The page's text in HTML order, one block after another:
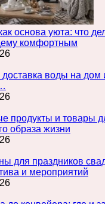
основа уюта: что
комфортным
воды на дом
продукты и товары
образа жизни
для праздников
и мероприятий